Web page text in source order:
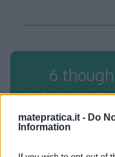
matepratica.it - Do
Information
6
indefiniti di